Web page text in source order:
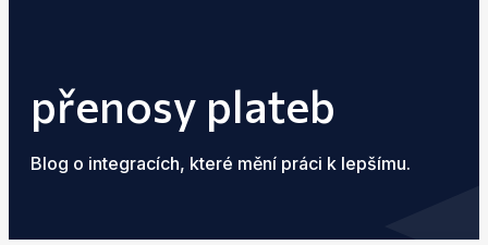
přenosy plateb
Blog o integracích, které mění práci k lepšímu.